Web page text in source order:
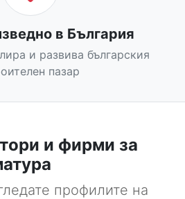
в България
и развива българския
пазар
и фирми за
профилите на